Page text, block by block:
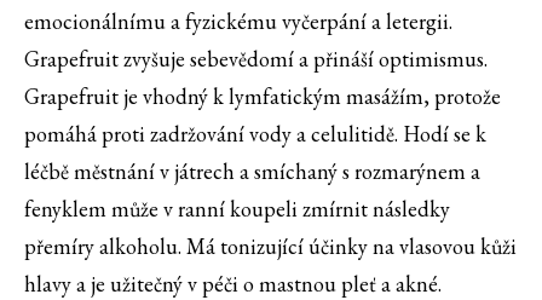
emocionálnímu a fyzickému vyčerpání a letergii.
Grapefruit zvyšuje sebevědomí a přináší optimismus.
Grapefruit je vhodný k lymfatickým masážím, protože
pomáhá proti zadržování vody a celulitidě. Hodí se k
léčbě městnání v játrech a smíchaný s rozmarýnem a
fenyklem může v ranní koupeli zmírnit následky
přemíry alkoholu. Má tonizující účinky na vlasovou kůži
hlavy a je užitečný v péči o mastnou pleť a akné.